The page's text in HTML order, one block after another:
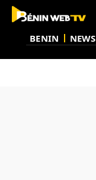
BENIN NEWS